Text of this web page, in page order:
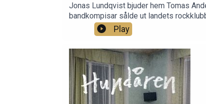
Jonas Lundqvist bjuder hem Tomas
bandkompisar sålde ut landets
vilja ta ansvar utan att anpassa sig,
medier:Instagram:
Play